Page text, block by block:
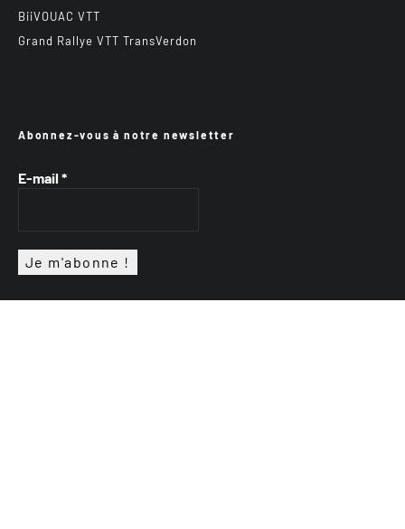
BiiVOUAC VTT
Grand Rallye VTT TransVerdon
Abonnez-vous à notre newsletter
E-mail *